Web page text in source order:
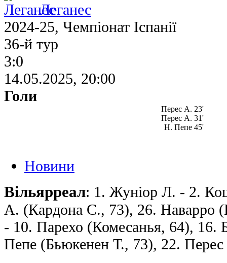
Леганес
2024-25, Чемпiонат Іспанії
36-й тур
3:0
14.05.2025, 20:00
Голи
Перес А. 23'
Перес А. 31'
Н. Пепе 45'
Новини
Вільярреал: 1. Жуніор Л. - 2.
А. (Кардона С., 73), 26. Наварро
- 10. Парехо (Комесанья, 64),
Пепе (Бьюкенен Т., 73), 22.